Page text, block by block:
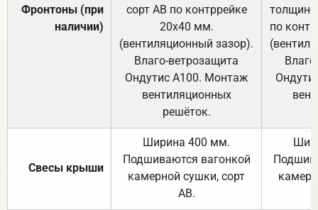
Фронтоны (при
наличии)
сорт АВ по контррейке
20х40 мм.
(вентиляционный зазор).
Влаго-ветрозащита
Ондутис А100. Монтаж
вентиляционных
решёток.
по
Свесы крыши
Ширина 400 мм.
Подшиваются вагонкой
камерной сушки, сорт
АВ.